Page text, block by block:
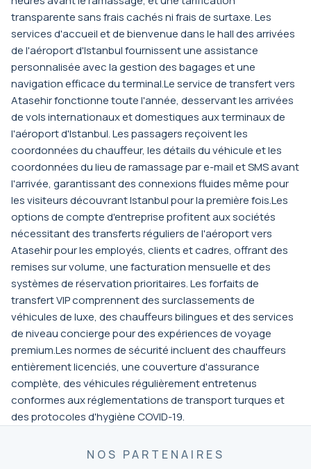
transparente sans frais cachés ni frais de surtaxe. Les
services d'accueil et de bienvenue dans le hall des arrivées
de l'aéroport d'Istanbul fournissent une assistance
personnalisée avec la gestion des bagages et une
navigation efficace du terminal.Le service de transfert vers
Atasehir fonctionne toute l'année, desservant les arrivées
de vols internationaux et domestiques aux terminaux de
l'aéroport d'Istanbul. Les passagers reçoivent les
coordonnées du chauffeur, les détails du véhicule et les
coordonnées du lieu de ramassage par e-mail et SMS avant
l'arrivée, garantissant des connexions fluides même pour
les visiteurs découvrant Istanbul pour la première fois.Les
options de compte d'entreprise profitent aux sociétés
nécessitant des transferts réguliers de l'aéroport vers
Atasehir pour les employés, clients et cadres, offrant des
remises sur volume, une facturation mensuelle et des
systèmes de réservation prioritaires. Les forfaits de
transfert VIP comprennent des surclassements de
véhicules de luxe, des chauffeurs bilingues et des services
de niveau concierge pour des expériences de voyage
premium.Les normes de sécurité incluent des chauffeurs
entièrement licenciés, une couverture d'assurance
complète, des véhicules régulièrement entretenus
conformes aux réglementations de transport turques et
des protocoles d'hygiène COVID-19.
NOS PARTENAIRES